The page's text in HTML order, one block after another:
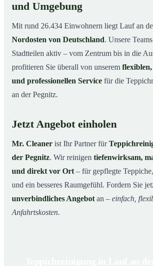
und Umgebung
Mit rund 26.434 Einwohnern liegt Lauf an
Nordosten von Deutschland. Unsere
Stadtteilen aktiv – vom Zentrum bis in die
profitieren Sie überall von unserem flexiblen,
und professionellen Service für die
an der Pegnitz.
Jetzt Angebot einholen
Mr. Cleaner ist Ihr Partner für
der Pegnitz. Wir reinigen tiefenwirksam,
und direkt vor Ort – für gepflegte
und ein besseres Raumgefühl. Fordern Sie
unverbindliches Angebot an – einfach,
Anfahrtskosten.